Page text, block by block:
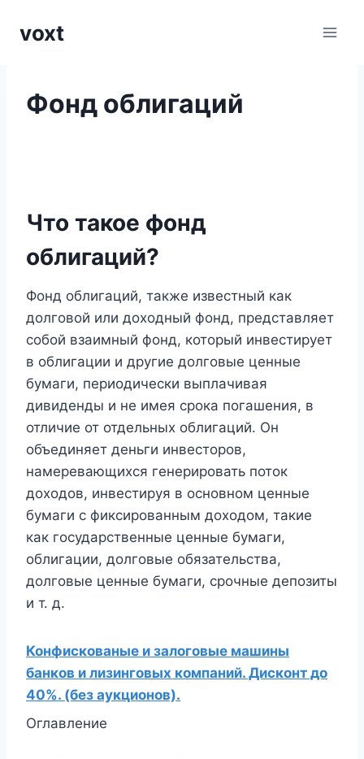
voxt
Фонд облигаций
Что такое фонд
облигаций?
Фонд облигаций, также известный как
долговой или доходный фонд, представляет
собой взаимный фонд, который инвестирует
в облигации и другие долговые ценные
бумаги, периодически выплачивая
дивиденды и не имея срока погашения, в
отличие от отдельных облигаций. Он
объединяет деньги инвесторов,
намеревающихся генерировать поток
доходов, инвестируя в основном ценные
бумаги с фиксированным доходом, такие
как государственные ценные бумаги,
облигации, долговые обязательства,
долговые ценные бумаги, срочные депозиты
и т. д.
Конфискованые и залоговые машины
банков и лизинговых компаний. Дисконт до
40%. (без аукционов).
Оглавление